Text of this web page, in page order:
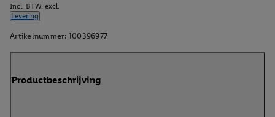
Incl. BTW. excl.
Levering
Artikelnummer: 100396977
Productbeschrijving